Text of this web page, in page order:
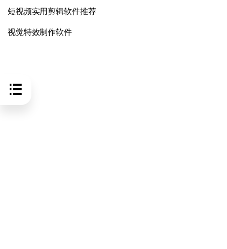
短视频实用剪辑软件推荐
视觉特效制作软件